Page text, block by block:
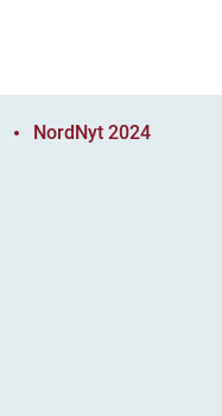
NordNyt 2024